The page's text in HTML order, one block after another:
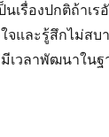
นเรื่องปกติถ้า
จและรู้สึกไม่ส
เวลาพัฒนาใน